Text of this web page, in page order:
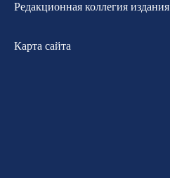
Редакционная коллегия издания
Карта сайта